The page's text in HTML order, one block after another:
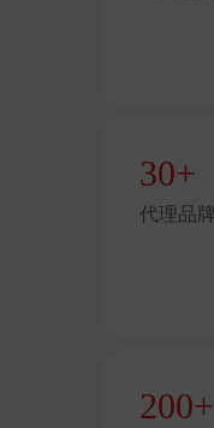
30+
代理品牌
200+